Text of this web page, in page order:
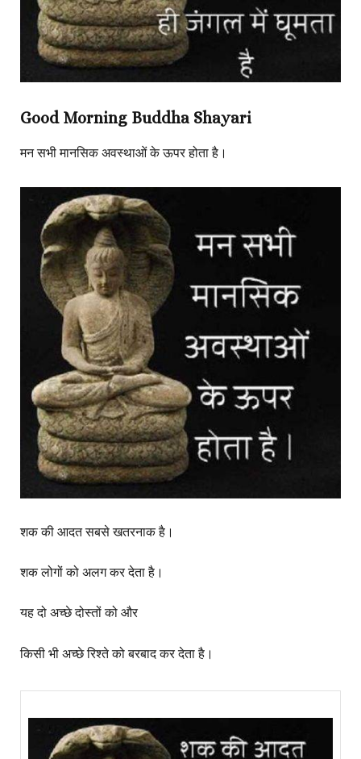
Good Morning Buddha Shayari
मन सभी मानसिक अवस्थाओं के ऊपर होता है।
शक की आदत सबसे खतरनाक है।
शक लोगों को अलग कर देता है।
यह दो अच्छे दोस्तों को और
किसी भी अच्छे रिश्ते को बरबाद कर देता है।